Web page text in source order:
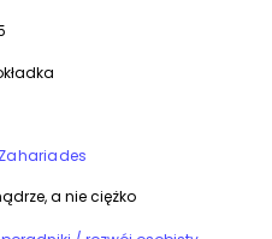
a nie ciężko